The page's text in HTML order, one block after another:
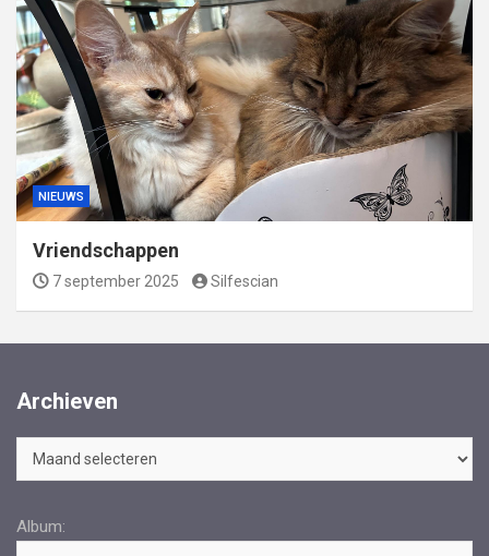
NIEUWS
Vriendschappen
7 september 2025 Silfescian
Archieven
Archieven
Album: